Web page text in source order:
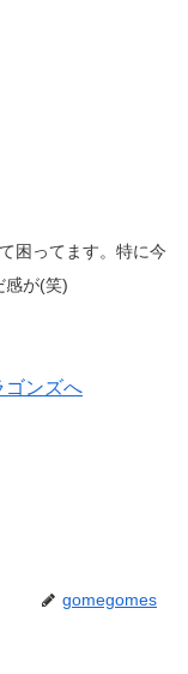
困ってます。特に今
感が(笑)
gomegomes